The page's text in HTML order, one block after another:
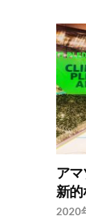
ア
新的
2020